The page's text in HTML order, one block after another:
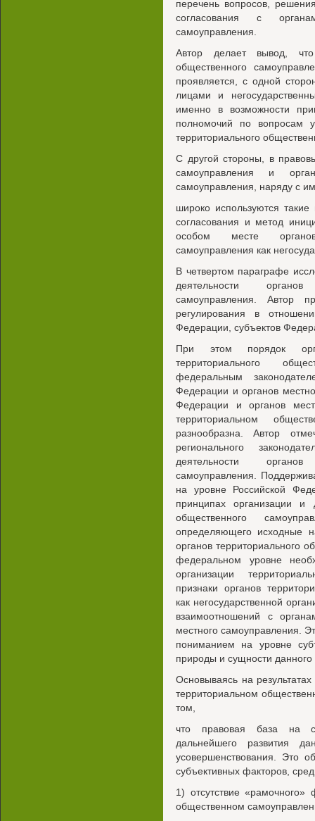
перечень вопросов,
согласования с
самоуправления.
Автор делает вывод, что
общественного
проявляется, с одной
лицами и
именно в возможности
полномочий по вопросам
территориального
С другой стороны, в
самоуправления и
самоуправления, наряду с
широко используются
согласования и метод
особом месте органов
самоуправления как
В четвертом параграфе
деятельности органов
самоуправления. Автор
регулирования в
Федерации, субъектов
При этом порядок
территориального
федеральным
Федерации и органов
Федерации и органов
территориальном
разнообразна. Автор
регионального
деятельности органов
самоуправления.
на уровне Российской
принципах организации и
общественного
определяющего исходные
органов территориального
федеральном уровне
организации
признаки органов
как негосударственной
взаимоотношений с
местного самоуправления.
пониманием на уровне
природы и сущности данного
Основываясь на
территориальном
том,
что правовая база на
дальнейшего развития
усовершенствования. Это
субъективных факторов,
1) отсутствие «рамочного»
общественном